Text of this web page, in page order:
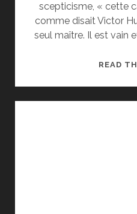
scepticisme, « cette
comme disait Victor
seul maître. Il est vain
READ